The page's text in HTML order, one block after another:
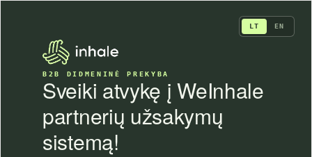
LT EN
B2B DIDMENINĖ PREKYBA
Sveiki atvykę į WeInhale
partnerių užsakymų
sistemą!